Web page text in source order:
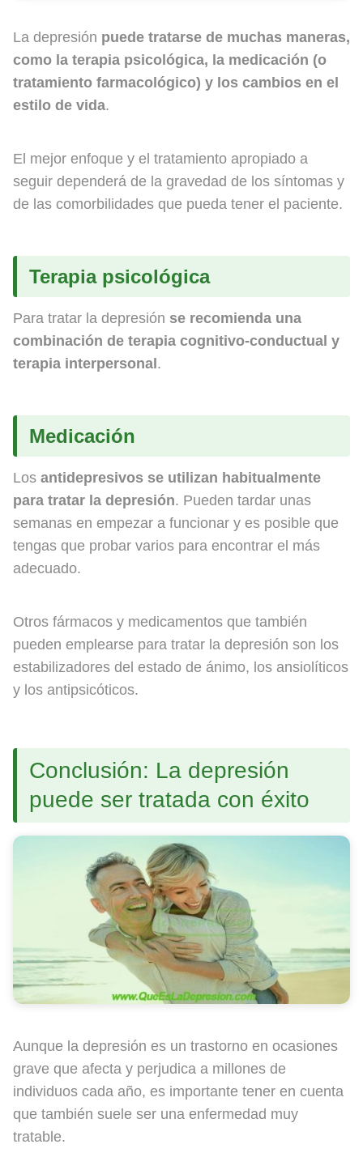
La depresión puede tratarse de muchas maneras,
como la terapia psicológica, la medicación (o
tratamiento farmacológico) y los cambios en el
estilo de vida.
El mejor enfoque y el tratamiento apropiado a
seguir dependerá de la gravedad de los síntomas y
de las comorbilidades que pueda tener el paciente.
Terapia psicológica
Para tratar la depresión se recomienda una
combinación de terapia cognitivo-conductual y
terapia interpersonal .
Medicación
Los antidepresivos se utilizan habitualmente
para tratar la depresión. Pueden tardar unas
semanas en empezar a funcionar y es posible que
tengas que probar varios para encontrar el más
adecuado.
Otros fármacos y medicamentos que también
pueden emplearse para tratar la depresión son los
estabilizadores del estado de ánimo, los ansiolíticos
y los antipsicóticos.
Conclusión: La depresión
puede ser tratada con éxito
Aunque la depresión es un trastorno en ocasiones
grave que afecta y perjudica a millones de
individuos cada año, es importante tener en cuenta
que también suele ser una enfermedad muy
tratable.